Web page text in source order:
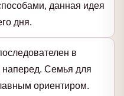
данная идея
дня.
в
наперед. Семья для
ориентиром.